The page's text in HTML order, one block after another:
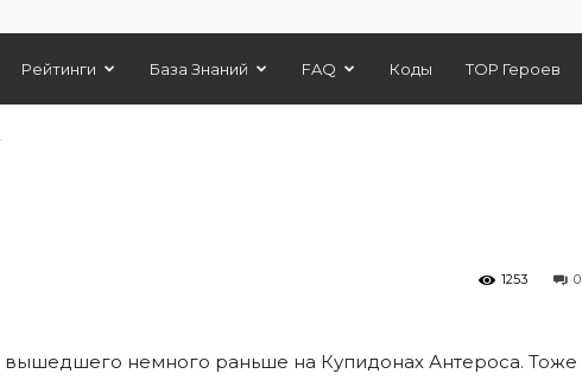
Рейтинги База Знаний FAQ Коды TOP Героев
0
1253
вышедшего немного раньше на Купидонах Антероса. Тоже